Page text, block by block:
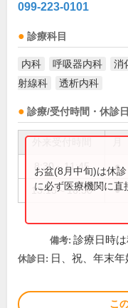
099-223-0101
診療科目
内科 呼吸器内科 消
射線科
透析内科
診療/受付時間・休診日
8:30～11:45 ●
13:15～16:50 ●
お盆(8月中旬)は休
に必ず医療機関に直
備考: 診療日時
休診日: 日、祝、年末年
こ